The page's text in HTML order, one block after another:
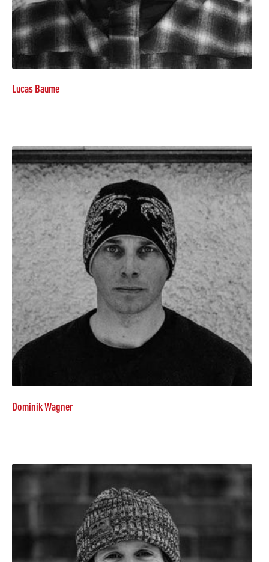
Lucas Baume
Dominik Wagner